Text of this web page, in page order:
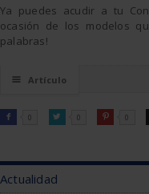
Ya puedes acudir a tu
ocasión de los modelos
palabras!
☰ Artículo

FACEBOOK
0 
TWITTER0 
PINTEREST
0
Actualidad